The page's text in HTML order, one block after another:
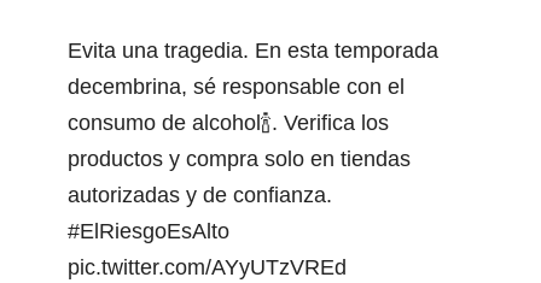
Evita una tragedia. En esta temporada
decembrina, sé responsable con el
consumo de alcohol🍾. Verifica los
productos y compra solo en tiendas
autorizadas y de confianza.
#ElRiesgoEsAlto
pic.twitter.com/AYyUTzVREd